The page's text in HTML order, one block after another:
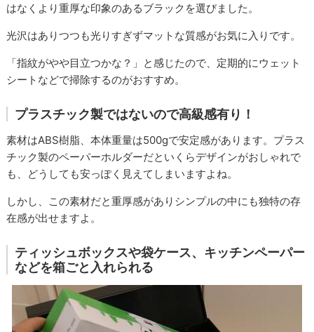
はなくより重厚な印象のあるブラックを選びました。
光沢はありつつも光りすぎずマットな質感がお気に入りです。
「指紋がやや目立つかな？」と感じたので、定期的にウェット
シートなどで掃除するのがおすすめ。
プラスチック製ではないので高級感有り！
素材はABS樹脂、‎本体重量は500gで安定感があります。プラス
チック製のペーパーホルダーだといくらデザインがおしゃれで
も、どうしても安っぽく見えてしまいますよね。
しかし、この素材だと重厚感がありシンプルの中にも独特の存
在感が出せますよ。
ティッシュボックスや袋ケース、キッチンペーパー
などを箱ごと入れられる